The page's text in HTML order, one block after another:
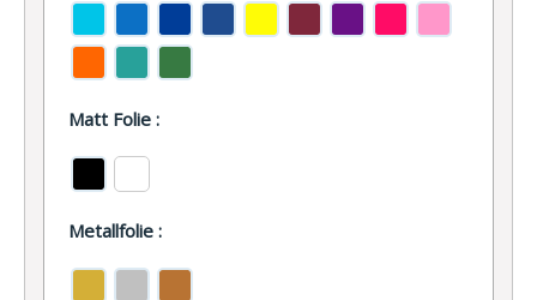
Matt Folie :
Metallfolie :